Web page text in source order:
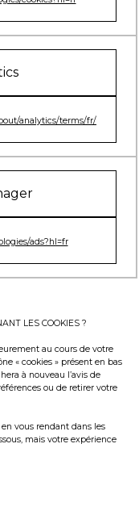
analytics/terms/fr/
ads?hl=fr
LES COOKIES ?
au cours de votre
« cookies » présent en bas
à nouveau l’avis de
ou de retirer votre
vous rendant dans les
mais votre expérience